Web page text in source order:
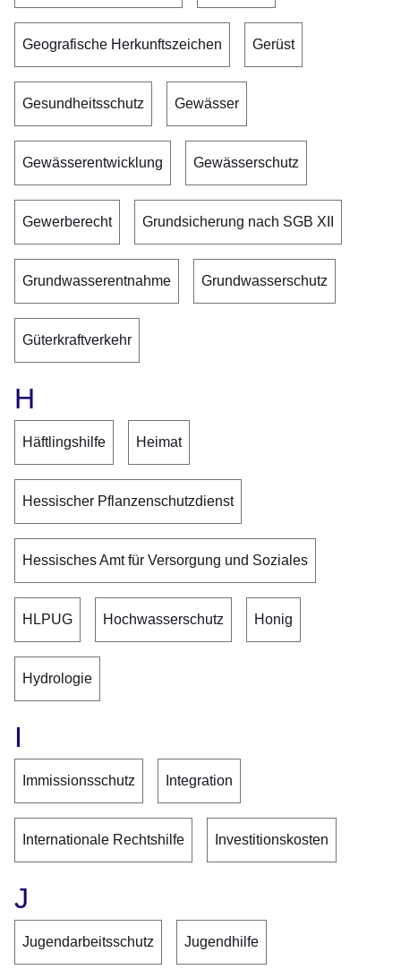
Geografische Herkunftszeichen Gerüst
Gesundheitsschutz Gewässer
Gewässerentwicklung Gewässerschutz
Gewerberecht Grundsicherung nach SGB XII
Grundwasserentnahme Grundwasserschutz
Güterkraftverkehr
H
Häftlingshilfe Heimat
Hessischer Pflanzenschutzdienst
Hessisches Amt für Versorgung und Soziales
HLPUG Hochwasserschutz Honig
Hydrologie
I
Immissionsschutz Integration
Internationale Rechtshilfe Investitionskosten
J
Jugendarbeitsschutz Jugendhilfe